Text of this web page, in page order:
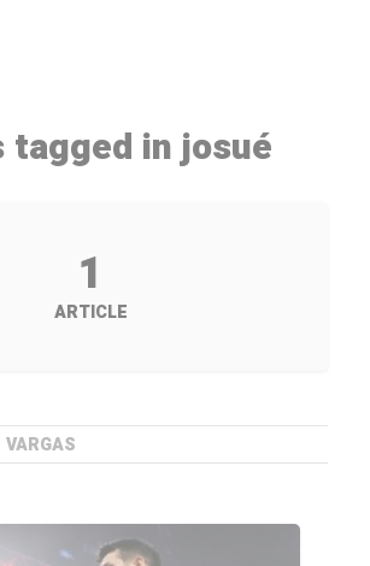
in josué
1
ARTICLE